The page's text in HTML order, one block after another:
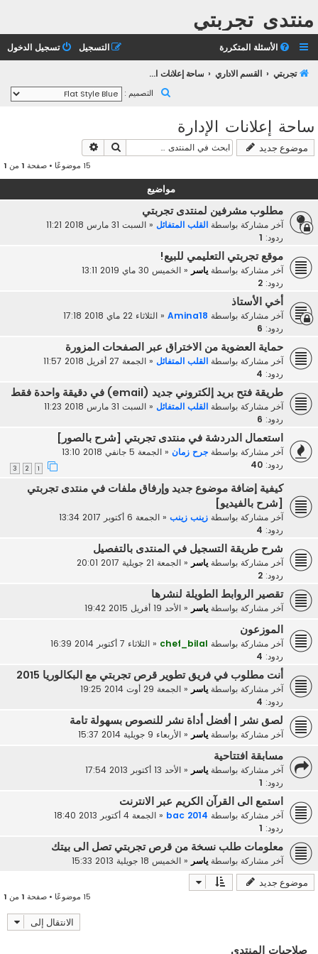
منتدى تجربتي
الأسئلة المتكررة تسجيل الدخول التسجيل
تجربتي القسم الاداري ساحة إعلانات الإدارة
التصميم :
ساحة إعلانات الإدارة
موضوع جديد بحث
15 موضوعًا • صفحة 1 من 1
مواضيع
مطلوب مشرفين لمنتدى تجربتي
آخر مشاركة بواسطة القلب المتفائل « السبت 31 مارس 2018 11:21
ردود: 1
موقع تجربتي التعليمي للبيع!
آخر مشاركة بواسطة ياسر « الخميس 30 ماي 2019 13:11
ردود: 2
أخي الأستاذ
آخر مشاركة بواسطة Amina18
« الثلاثاء 22 ماي 2018 17:18
ردود: 6
حماية العضوية من الاختراق عبر الصفحات المزورة
آخر مشاركة بواسطة القلب المتفائل « الجمعة 27 أفريل 2018 11:57
ردود: 4
طريقة فتح بريد إلكتروني جديد (email) في دقيقة واحدة فقط
آخر مشاركة بواسطة القلب المتفائل « السبت 31 مارس 2018 11:23
ردود: 6
استعمال الدردشة في منتدى تجربتي [شرح بالصور]
آخر مشاركة بواسطة جرح زمان « الجمعة 5 جانفي 2018 13:10
ردود: 40
1
2
3
كيفية إضافة موضوع جديد وإرفاق ملفات في منتدى تجربتي
[شرح بالفيديو]
آخر مشاركة بواسطة زينب زينب « الجمعة 6 أكتوبر 2017 13:34
ردود: 4
شرح طريقة التسجيل في المنتدى بالتفصيل
آخر مشاركة بواسطة ياسر « الجمعة 21 جويلية 2017 20:01
ردود: 2
تقصير الروابط الطويلة لنشرها
آخر مشاركة بواسطة ياسر « الأحد 19 أفريل 2015 19:42
الموزعون
آخر مشاركة بواسطة chef_bilal
« الثلاثاء 7 أكتوبر 2014 16:39
ردود: 4
أنت مطلوب في فريق تطوير قرص تجربتي مع البكالوريا 2015
آخر مشاركة بواسطة ياسر « الجمعة 29 أوت 2014 19:25
ردود: 4
لصق نشر | أفضل أداة نشر للنصوص بسهولة تامة
آخر مشاركة بواسطة ياسر « الأربعاء 9 جويلية 2014 15:37
مسابقة افتتاحية
آخر مشاركة بواسطة ياسر « الأحد 13 أكتوبر 2013 17:54
ردود: 1
استمع الى القرآن الكريم عبر الانترنت
آخر مشاركة بواسطة bac 2014
« الجمعة 4 أكتوبر 2013 18:40
ردود: 1
معلومات طلب نسخة من قرص تجربتي تصل الى بيتك
آخر مشاركة بواسطة ياسر « الخميس 18 جويلية 2013 15:33
موضوع جديد
15 موضوعًا • صفحة 1 من 1
الانتقال إلى
صلاحيات المنتدى